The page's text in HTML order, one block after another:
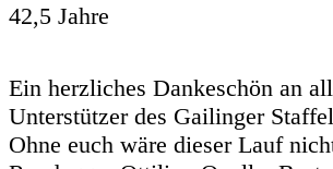
42,5 Jahre
Ein herzliches Dankeschön an
Unterstützer des Gailinger
Ohne euch wäre dieser Lauf